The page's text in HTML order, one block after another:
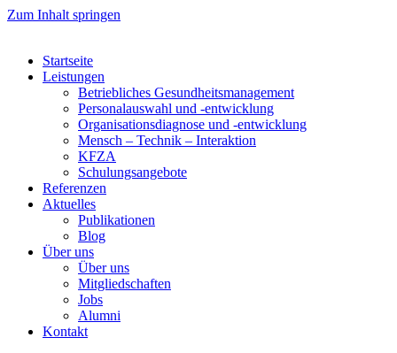
Zum Inhalt springen
Startseite
Leistungen
Betriebliches Gesundheitsmanagement
Personalauswahl und -entwicklung
Organisationsdiagnose und -entwicklung
Mensch – Technik – Interaktion
KFZA
Schulungsangebote
Referenzen
Aktuelles
Publikationen
Blog
Über uns
Über uns
Mitgliedschaften
Jobs
Alumni
Kontakt